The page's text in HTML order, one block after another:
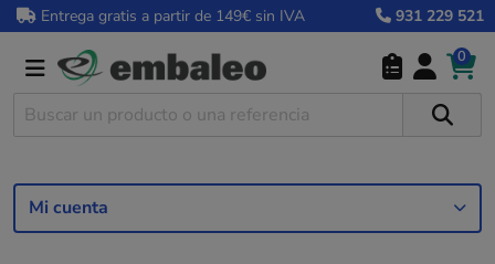
Entrega gratis a partir de 149€ sin IVA 931 229 521
0
Mi cuenta